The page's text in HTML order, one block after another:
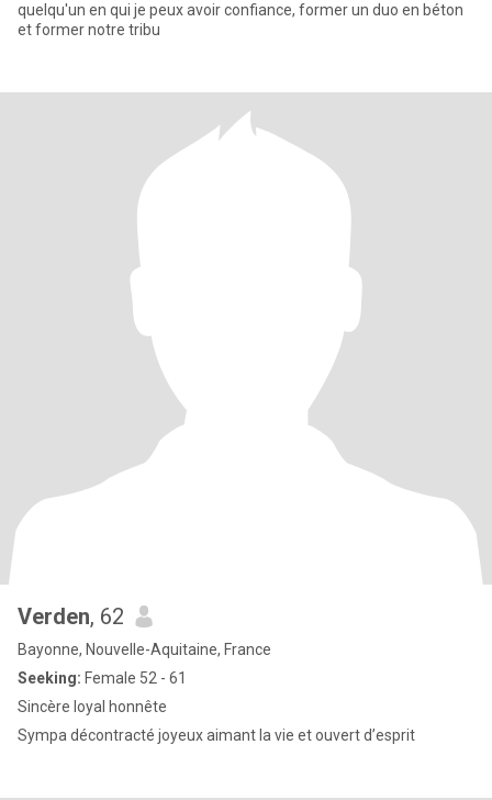
quelqu'un en qui je peux avoir confiance, former un duo en béton
et former notre tribu
Verden, 62
Bayonne, Nouvelle-Aquitaine, France
Seeking: Female 52 - 61
Sincère loyal honnête
Sympa décontracté joyeux aimant la vie et ouvert d’esprit